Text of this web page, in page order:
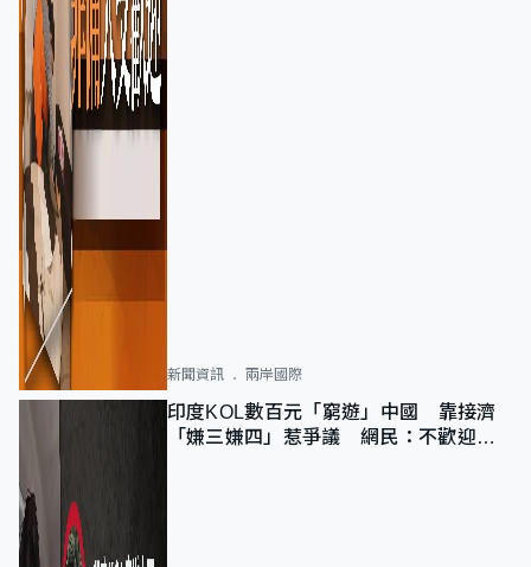
新聞資訊 兩岸國際
印度KOL數百元「窮遊」中國 靠接濟
「嫌三嫌四」惹爭議 網民：不歡迎劣